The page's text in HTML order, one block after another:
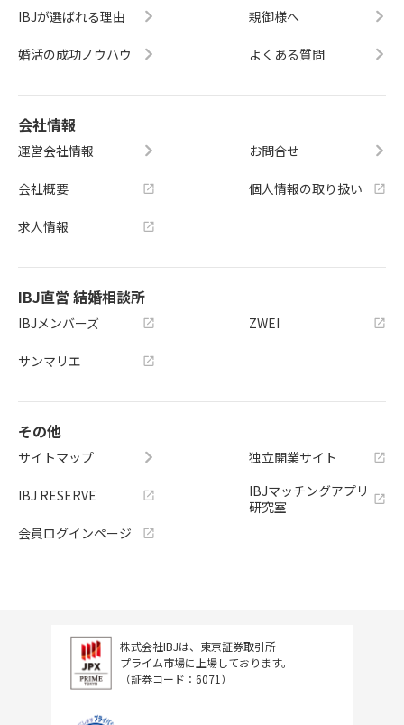
IBJが選ばれる理由
婚活の成功ノウハウ
親御様へ
よくある質問
会社情報
運営会社情報
会社概要
求人情報
お問合せ
個人情報の取り扱い
IBJ直営 結婚相談所
IBJメンバーズ
サンマリエ
ZWEI
その他
サイトマップ
IBJ RESERVE
会員ログインページ
独立開業サイト
IBJマッチングアプリ
研究室
株式会社IBJは、東京証券取引所
プライム市場に上場しております。
（証券コード：6071）